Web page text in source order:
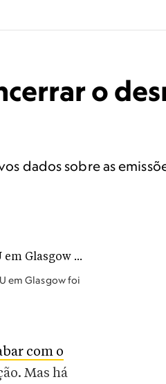
o
dados sobre as
em Glasgow foi
com o
Mas há